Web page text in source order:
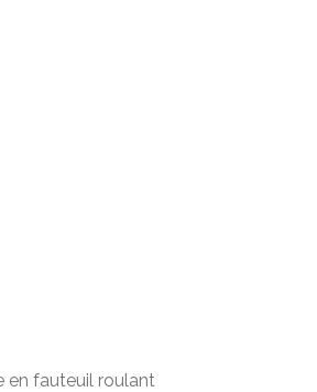
en fauteuil roulant